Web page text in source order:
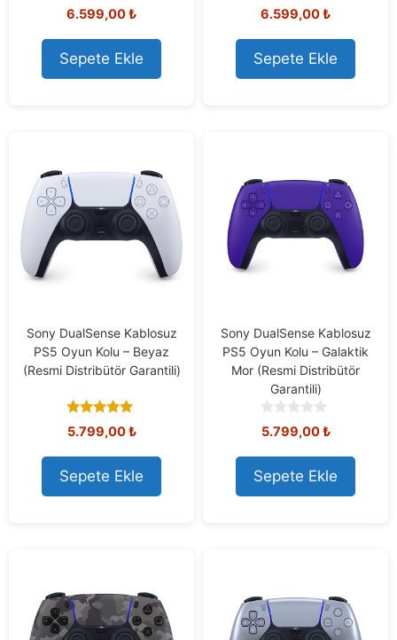
0
o
u
t
o
f
6.599,00₺
Sepete Ekle
5.00
out of 5
6.599,00₺
Sepete Ekle
Sony DualSense Kablosuz
PS5 Oyun Kolu – Beyaz
(Resmi Distribütör Garantili)
5.00
out of 5
5.799,00₺
Sepete Ekle
Sony DualSense Kablosuz
PS5 Oyun Kolu – Galaktik
Mor (Resmi Distribütör
Garantili)
0
o
u
t
o
f
5.799,00₺
Sepete Ekle